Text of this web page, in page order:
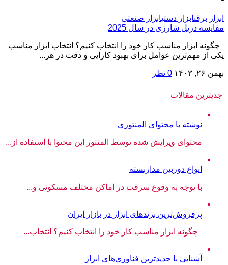
ابزار برقیابزار دستیابزار صنعتی
مقایسه دریل‌ شارژی در سال 2025
چگونه ابزار مناسب کار خود را انتخاب کنیم؟ انتخاب ابزار مناسب
یکی از مهم‌ترین عوامل برای بهبود کارایی و دقت در هر...
بهمن ۲۶, ۱۴۰۳ 0 نظر
جدیترین مقالات
نوشته با محتوای المنتوری
محتوای ویرایش شده توسط المنتور این محتوا با استفاده از...
انواع دوربین مداربسته
با توجه به وقوع سرقت در اماکن مختلف مسکونی و...
پرفروش‌ترین برندهای ابزار در بازار ایران
چگونه ابزار مناسب کار خود را انتخاب کنیم؟ انتخاب...
آشنایی با جدیدترین فناوری‌های ابزار